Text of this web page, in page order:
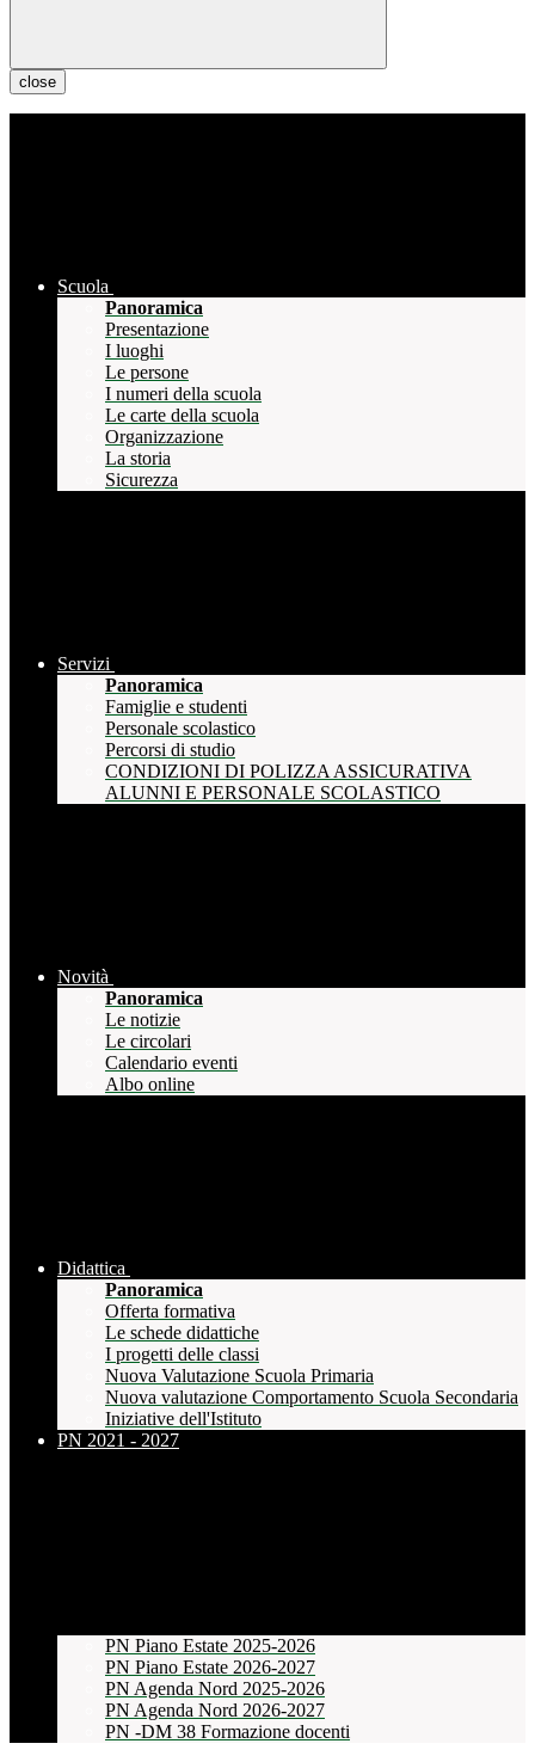
close
Scuola
Panoramica
Presentazione
I luoghi
Le persone
I numeri della scuola
Le carte della scuola
Organizzazione
La storia
Sicurezza
Servizi
Panoramica
Famiglie e studenti
Personale scolastico
Percorsi di studio
CONDIZIONI DI POLIZZA ASSICURATIVA
ALUNNI E PERSONALE SCOLASTICO
Novità
Panoramica
Le notizie
Le circolari
Calendario eventi
Albo online
Didattica
Panoramica
Offerta formativa
Le schede didattiche
I progetti delle classi
Nuova Valutazione Scuola Primaria
Nuova valutazione Comportamento Scuola Secondaria
Iniziative dell'Istituto
PN 2021 - 2027
PN Piano Estate 2025-2026
PN Piano Estate 2026-2027
PN Agenda Nord 2025-2026
PN Agenda Nord 2026-2027
PN -DM 38 Formazione docenti